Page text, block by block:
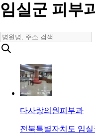
임실군 피부
다사랑의원 피부과
전북특별자치도 임